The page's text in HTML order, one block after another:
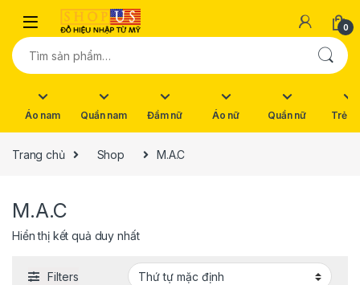
Skip to navigation
Skip to content
0
Tìm kiếm:
Áo nam Quần nam Đầm nữ Áo nữ Quần nữ Trẻ
Trang chủ Shop M.A.C
M.A.C
Hiển thị kết quả duy nhất
Filters